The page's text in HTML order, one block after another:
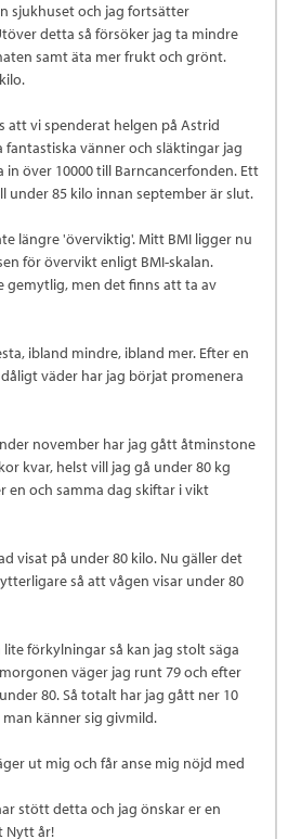
sjukhuset och jag fortsätter
detta så försöker jag ta mindre
samt äta mer frukt och grönt.
att vi spenderat helgen på Astrid
fantastiska vänner och släktingar jag
in över 10000 till Barncancerfonden. Ett
under 85 kilo innan september är slut.
längre 'överviktig'. Mitt BMI ligger nu
för övervikt enligt BMI-skalan.
gemytlig, men det finns att ta av
ibland mindre, ibland mer. Efter en
väder har jag börjat promenera
november har jag gått åtminstone
kvar, helst vill jag gå under 80 kg
en och samma dag skiftar i vikt
visat på under 80 kilo. Nu gäller det
så att vågen visar under 80
lite förkylningar så kan jag stolt säga
väger jag runt 79 och efter
80. Så totalt har jag gått ner 10
känner sig givmild.
ut mig och får anse mig nöjd med
stött detta och jag önskar er en
Nytt år!